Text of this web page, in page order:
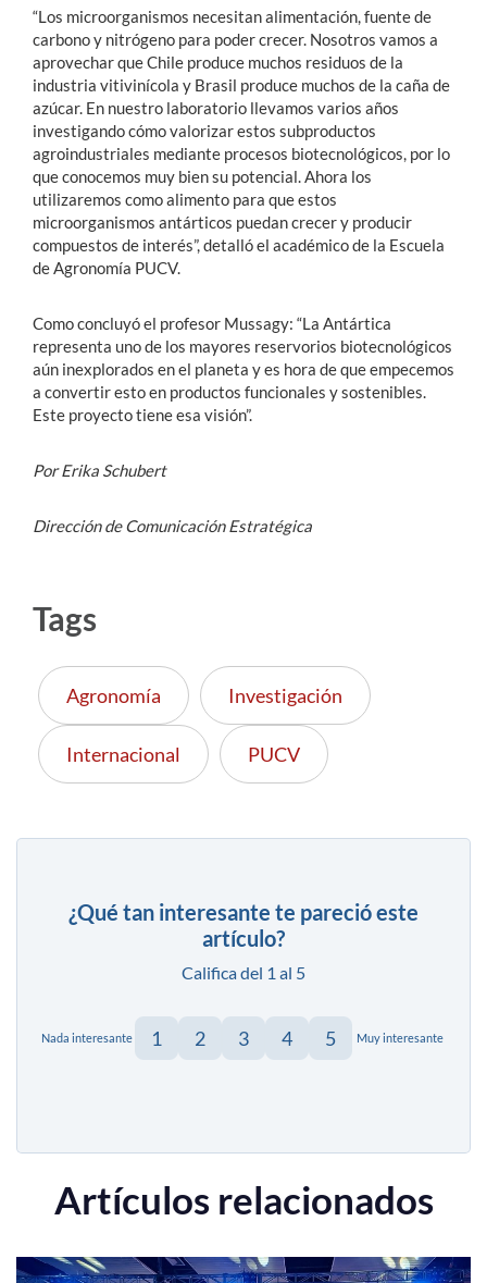
“Los microorganismos necesitan alimentación, fuente de
carbono y nitrógeno para poder crecer. Nosotros vamos a
aprovechar que Chile produce muchos residuos de la
industria vitivinícola y Brasil produce muchos de la caña de
azúcar. En nuestro laboratorio llevamos varios años
investigando cómo valorizar estos subproductos
agroindustriales mediante procesos biotecnológicos, por lo
que conocemos muy bien su potencial. Ahora los
utilizaremos como alimento para que estos
microorganismos antárticos puedan crecer y producir
compuestos de interés”, detalló el académico de la Escuela
de Agronomía PUCV.
Como concluyó el profesor Mussagy: “La Antártica
representa uno de los mayores reservorios biotecnológicos
aún inexplorados en el planeta y es hora de que empecemos
a convertir esto en productos funcionales y sostenibles.
Este proyecto tiene esa visión”.
Por Erika Schubert
Dirección de Comunicación Estratégica
Tags
Agronomía Investigación
Internacional PUCV
¿Qué tan interesante te pareció este
artículo?
Califica del 1 al 5
Nada interesante 1 2 3 4 5 Muy interesante
Artículos relacionados